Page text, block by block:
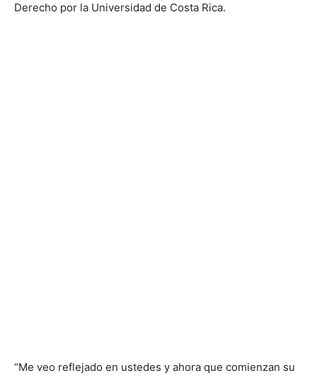
Derecho por la Universidad de Costa Rica.
“Me veo reflejado en ustedes y ahora que comienzan su